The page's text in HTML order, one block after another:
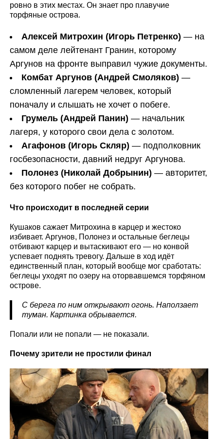
ровно в этих местах. Он знает про плавучие
торфяные острова.
Алексей Митрохин (Игорь Петренко) — на
самом деле лейтенант Гранин, которому
Аргунов на фронте выправил чужие документы.
Комбат Аргунов (Андрей Смоляков) —
сломленный лагерем человек, который
поначалу и слышать не хочет о побеге.
Грумель (Андрей Панин) — начальник
лагеря, у которого свои дела с золотом.
Агафонов (Игорь Скляр) — подполковник
госбезопасности, давний недруг Аргунова.
Полонез (Николай Добрынин) — авторитет,
без которого побег не собрать.
Что происходит в последней серии
Кушаков сажает Митрохина в карцер и жестоко
избивает. Аргунов, Полонез и остальные беглецы
отбивают карцер и вытаскивают его — но конвой
успевает поднять тревогу. Дальше в ход идёт
единственный план, который вообще мог сработать:
беглецы уходят по озеру на оторвавшемся торфяном
острове.
С берега по ним открывают огонь. Наползает
туман. Картинка обрывается.
Попали или не попали — не показали.
Почему зрители не простили финал